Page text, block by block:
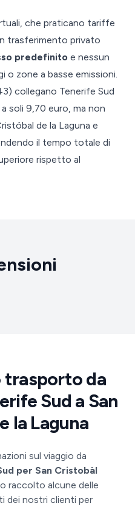
che praticano tariffe
trasferimento privato
predefinito e nessun
o zone a basse emissioni.
collegano Tenerife Sud
soli 9,70 euro, ma non
de la Laguna e
il tempo totale di
rispetto al
trasporto da
Sud a San
la Laguna
sul viaggio da
per San Cristobàl
raccolto alcune delle
dei nostri clienti per